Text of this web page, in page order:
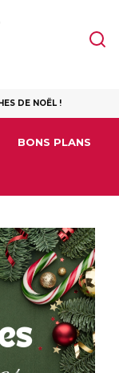
DE NOËL !
BONS PLANS